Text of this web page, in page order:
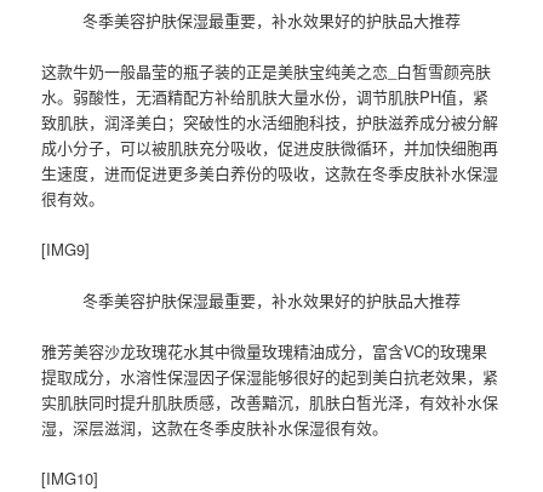
冬季美容护肤保湿最重要，补水效果好的护肤品大推荐
这款牛奶一般晶莹的瓶子装的正是美肤宝纯美之恋_白皙雪颜亮肤
水。弱酸性，无酒精配方补给肌肤大量水份，调节肌肤PH值，紧
致肌肤，润泽美白；突破性的水活细胞科技，护肤滋养成分被分解
成小分子，可以被肌肤充分吸收，促进皮肤微循环，并加快细胞再
生速度，进而促进更多美白养份的吸收，这款在冬季皮肤补水保湿
很有效。
[IMG9]
冬季美容护肤保湿最重要，补水效果好的护肤品大推荐
雅芳美容沙龙玫瑰花水其中微量玫瑰精油成分，富含VC的玫瑰果
提取成分，水溶性保湿因子保湿能够很好的起到美白抗老效果，紧
实肌肤同时提升肌肤质感，改善黯沉，肌肤白皙光泽，有效补水保
湿，深层滋润，这款在冬季皮肤补水保湿很有效。
[IMG10]